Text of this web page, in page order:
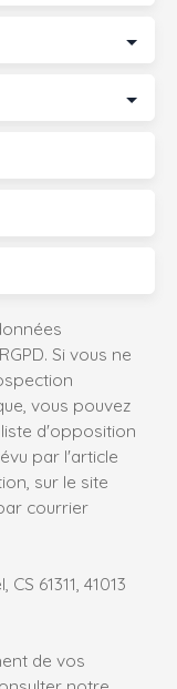
Si vous ne
vous pouvez
d'opposition
par l'article
sur le site
courrier
61311, 41013
de vos